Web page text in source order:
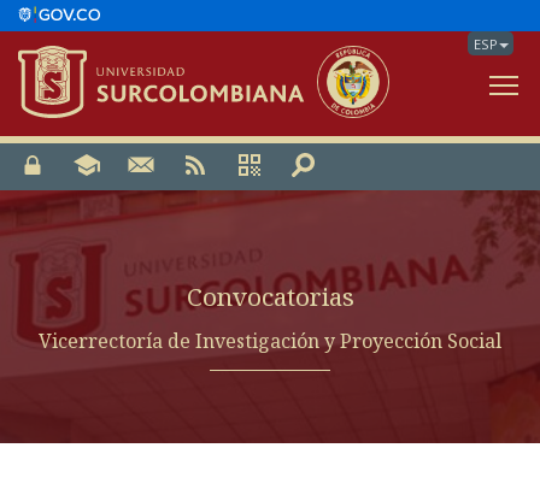
ESP
Convocatorias
Vicerrectoría de Investigación y Proyección Social